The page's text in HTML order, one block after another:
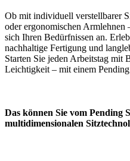
Ob mit individuell verstellbarer
oder ergonomischen Armlehnen
sich Ihren Bedürfnissen an.
nachhaltige Fertigung und
Starten Sie jeden Arbeitstag mit
Leichtigkeit – mit einem
Das können Sie vom Pending
multidimensionalen